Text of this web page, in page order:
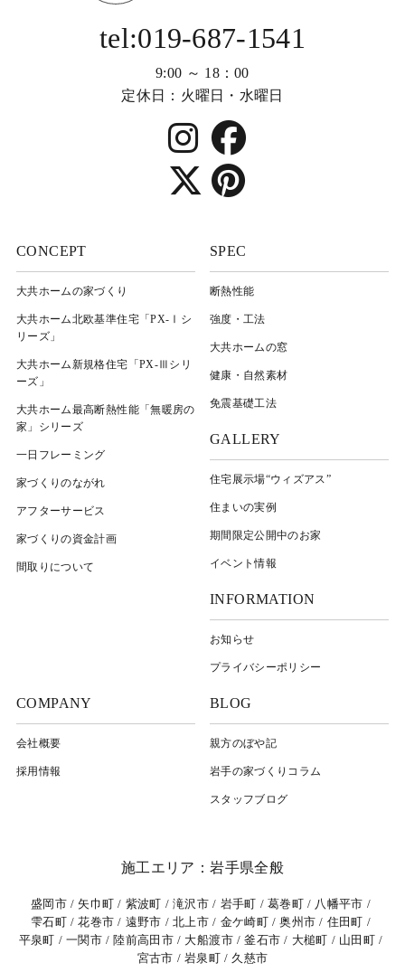
tel:019-687-1541
9:00 ～ 18：00
定休日：火曜日・水曜日
CONCEPT
大共ホームの家づくり
大共ホーム北欧基準住宅「PX-Ⅰシ
リーズ」
大共ホーム新規格住宅「PX-Ⅲシリ
ーズ」
大共ホーム最高断熱性能「無暖房の
家」シリーズ
一日フレーミング
家づくりのながれ
アフターサービス
家づくりの資金計画
間取りについて
SPEC
断熱性能
強度・工法
大共ホームの窓
健康・自然素材
免震基礎工法
GALLERY
住宅展示場“ウィズアス”
住まいの実例
期間限定公開中のお家
イベント情報
INFORMATION
お知らせ
プライバシーポリシー
COMPANY
会社概要
採用情報
BLOG
親方のぼや記
岩⼿の家づくりコラム
スタッフブログ
施工エリア：岩手県全般
盛岡市 矢巾町 紫波町 滝沢市 岩手町 葛巻町
八幡平市
雫石町
花巻市 遠野市 北上市 金ケ崎町 奥州市
住田町
平泉町
一関市 陸前高田市 大船渡市 釜石市 大槌町
山田町
宮古市
岩泉町 久慈市